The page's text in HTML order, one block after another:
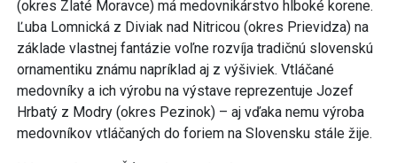
(okres Zlaté Moravce) má medovnikárstvo hlboké korene.
Ľuba Lomnická z Diviak nad Nitricou (okres Prievidza) na
základe vlastnej fantázie voľne rozvíja tradičnú slovenskú
ornamentiku známu napríklad aj z výšiviek. Vtláčané
medovníky a ich výrobu na výstave reprezentuje Jozef
Hrbatý z Modry (okres Pezinok) – aj vďaka nemu výroba
medovníkov vtláčaných do foriem na Slovensku stále žije.